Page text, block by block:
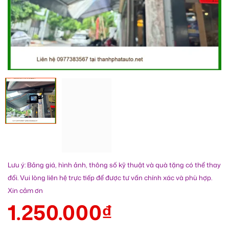
Lưu ý: Bảng giá, hình ảnh, thông số kỹ thuật và quà tặng có thể thay
đổi. Vui lòng liên hệ trực tiếp để được tư vấn chính xác và phù hợp.
Xin cảm ơn
1.250.000₫